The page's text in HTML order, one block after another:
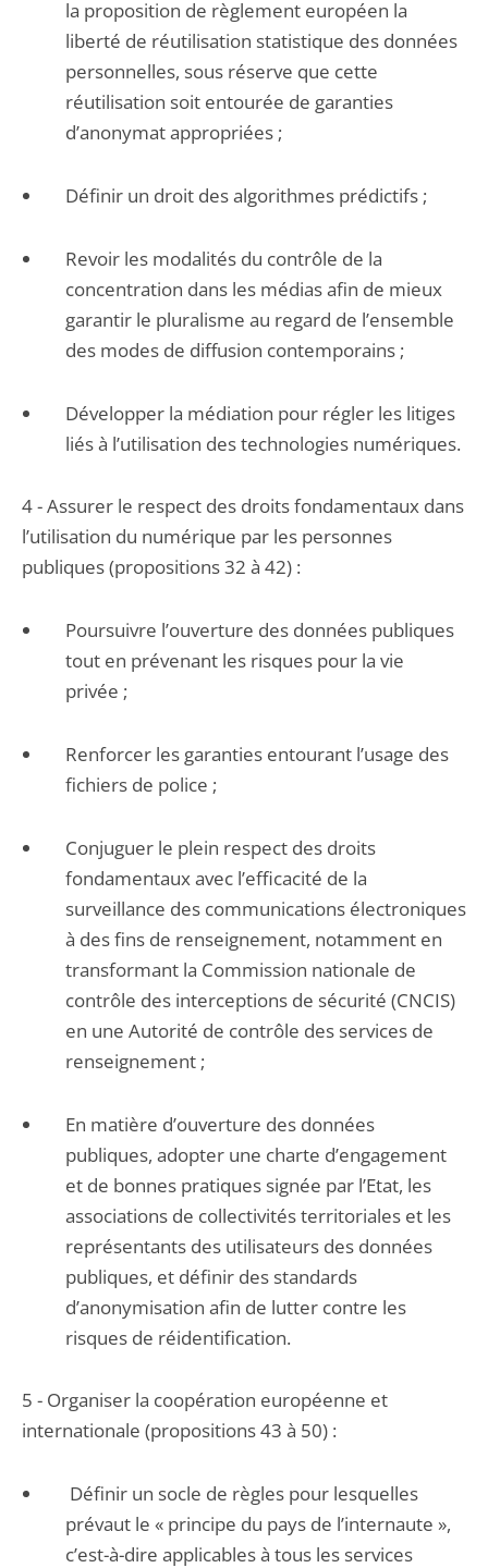
la proposition de règlement européen la
liberté de réutilisation statistique des données
personnelles, sous réserve que cette
réutilisation soit entourée de garanties
d’anonymat appropriées ;
Définir un droit des algorithmes prédictifs ;
Revoir les modalités du contrôle de la
concentration dans les médias afin de mieux
garantir le pluralisme au regard de l’ensemble
des modes de diffusion contemporains ;
Développer la médiation pour régler les litiges
liés à l’utilisation des technologies numériques.
4 - Assurer le respect des droits fondamentaux dans
l’utilisation du numérique par les personnes
publiques (propositions 32 à 42) :
Poursuivre l’ouverture des données publiques
tout en prévenant les risques pour la vie
privée ;
Renforcer les garanties entourant l’usage des
fichiers de police ;
Conjuguer le plein respect des droits
fondamentaux avec l’efficacité de la
surveillance des communications électroniques
à des fins de renseignement, notamment en
transformant la Commission nationale de
contrôle des interceptions de sécurité (CNCIS)
en une Autorité de contrôle des services de
renseignement ;
En matière d’ouverture des données
publiques, adopter une charte d’engagement
et de bonnes pratiques signée par l’Etat, les
associations de collectivités territoriales et les
représentants des utilisateurs des données
publiques, et définir des standards
d’anonymisation afin de lutter contre les
risques de réidentification.
5 - Organiser la coopération européenne et
internationale (propositions 43 à 50) :
Définir un socle de règles pour lesquelles
prévaut le « principe du pays de l’internaute »,
c’est-à-dire applicables à tous les services